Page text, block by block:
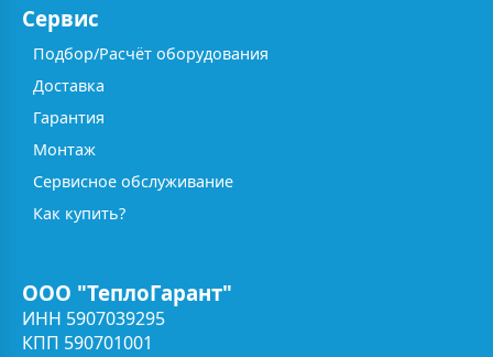
Сервис
Подбор/Расчёт оборудования
Доставка
Гарантия
Монтаж
Сервисное обслуживание
Как купить?
ООО "ТеплоГарант"
ИНН 5907039295
КПП 590701001